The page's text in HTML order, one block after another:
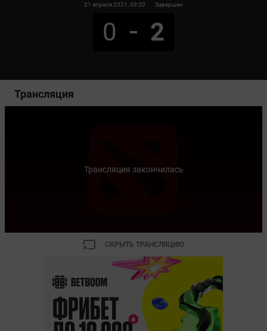
21 апреля 2021 , 09:20 Завершен
0 2
Трансляция
Трансляция закончилась
СКРЫТЬ ТРАНСЛЯЦИЮ